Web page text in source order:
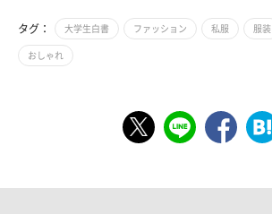
タグ： 大学生白書 ファッション 私服 服装
おしゃれ